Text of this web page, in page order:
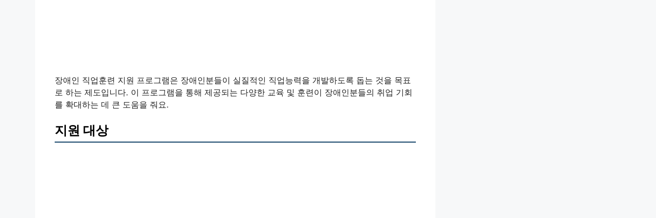
장애인 직업훈련 지원 프로그램은 장애인분들이 실질적인 직업능력을 개발하도록 돕는 것을 목표
로 하는 제도입니다. 이 프로그램을 통해 제공되는 다양한 교육 및 훈련이 장애인분들의 취업 기회
를 확대하는 데 큰 도움을 줘요.
지원 대상